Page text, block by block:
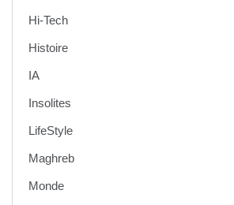
Hi-Tech
Histoire
IA
Insolites
LifeStyle
Maghreb
Monde